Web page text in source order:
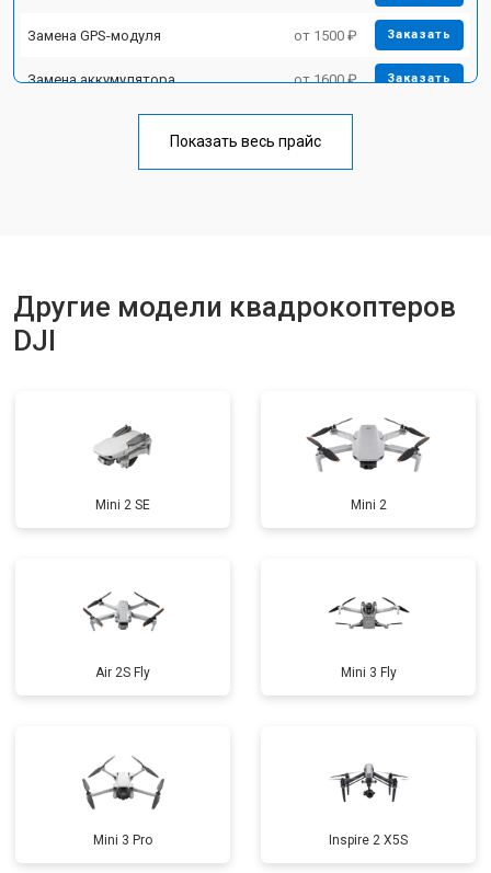
Замена GPS-модуля от 1500 ₽ Заказать
Замена аккумулятора от 1600 ₽ Заказать
Замена материнской платы от 2800 ₽
Показать весь прайс
Другие модели квадрокоптеров
DJI
Mini 2 SE Mini 2
Air 2S Fly Mini 3 Fly
Mini 3 Pro Inspire 2 X5S